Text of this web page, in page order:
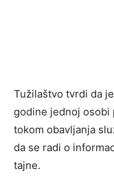
Tužilaštvo tvrdi da
godine jednoj osobi
tokom obavljanja
da se radi o
tajne.